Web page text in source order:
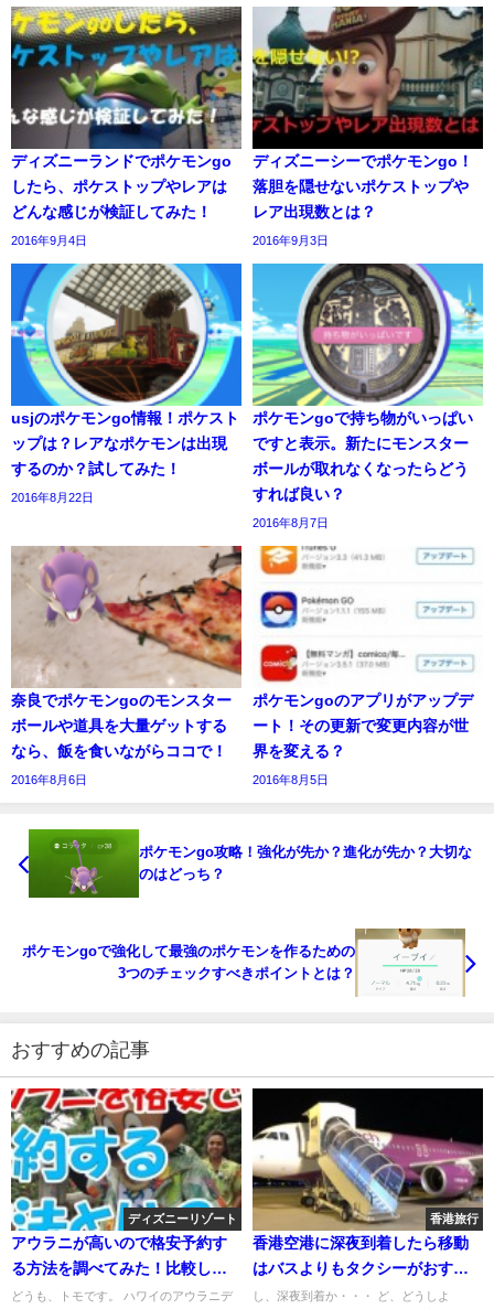
ディズニーランドでポケモンgo
したら、ポケストップやレアは
どんな感じが検証してみた！
2016年9月4日
ディズニーシーでポケモンgo！
落胆を隠せないポケストップや
レア出現数とは？
2016年9月3日
usjのポケモンgo情報！ポケスト
ップは？レアなポケモンは出現
するのか？試してみた！
2016年8月22日
ポケモンgoで持ち物がいっぱい
ですと表示。新たにモンスター
ボールが取れなくなったらどう
すれば良い？
2016年8月7日
奈良でポケモンgoのモンスター
ボールや道具を大量ゲットする
なら、飯を食いながらココで！
2016年8月6日
ポケモンgoのアプリがアップデ
ート！その更新で変更内容が世
界を変える？
2016年8月5日
ポケモンgo攻略！強化が先か？進化が先か？大切な
のはどっち？
ポケモンgoで強化して最強のポケモンを作るための
3つのチェックすべきポイントとは？
おすすめの記事
ディズニーリゾート
アウラニが高いので格安予約す
る方法を調べてみた！比較して
分かった安く泊まるコツ
どうも、トモです。 ハワイのアウラニデ
香港旅行
香港空港に深夜到着したら移動
はバスよりもタクシーがおすす
めの理由とは？
し、深夜到着か・・・ ど、どうしよ